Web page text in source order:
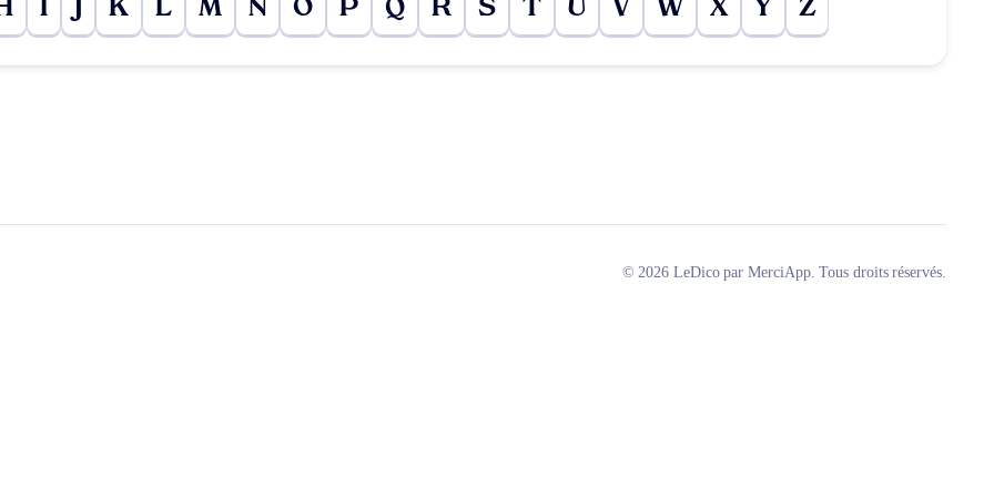
I K L M N O P Q R S T U V W X Y Z
© 2026 LeDico par MerciApp. Tous droits réservés.